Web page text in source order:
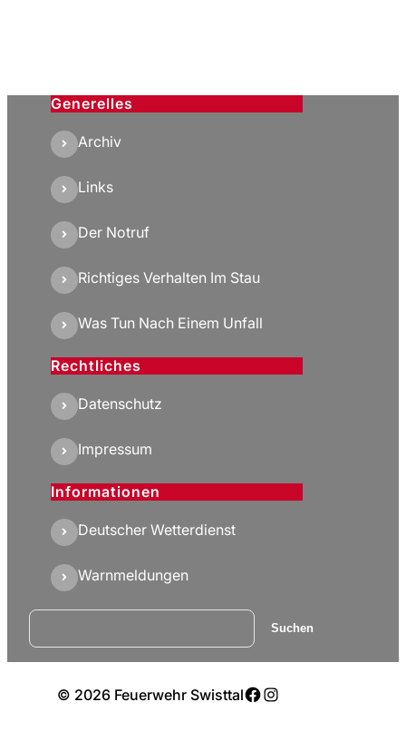
Generelles
Archiv
Links
Der Notruf
Richtiges Verhalten Im Stau
Was Tun Nach Einem Unfall
Rechtliches
Datenschutz
Impressum
Informationen
Deutscher Wetterdienst
Warnmeldungen
Suchen Suchen
© 2026 Feuerwehr SwisttalFacebook
Instagram